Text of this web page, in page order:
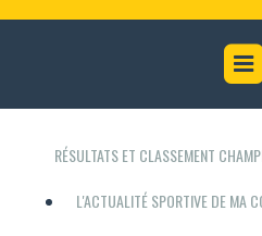
RÉSULTATS ET CLASSEMENT
L'ACTUALITÉ SPORTIVE DE MA